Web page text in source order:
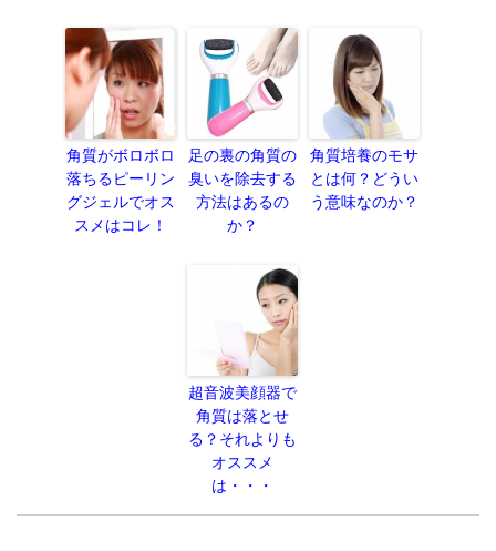
角質がボロボロ
落ちるピーリン
グジェルでオス
スメはコレ！
足の裏の角質の
臭いを除去する
方法はあるの
か？
角質培養のモサ
とは何？どうい
う意味なのか？
超音波美顔器で
角質は落とせ
る？それよりも
オススメ
は・・・